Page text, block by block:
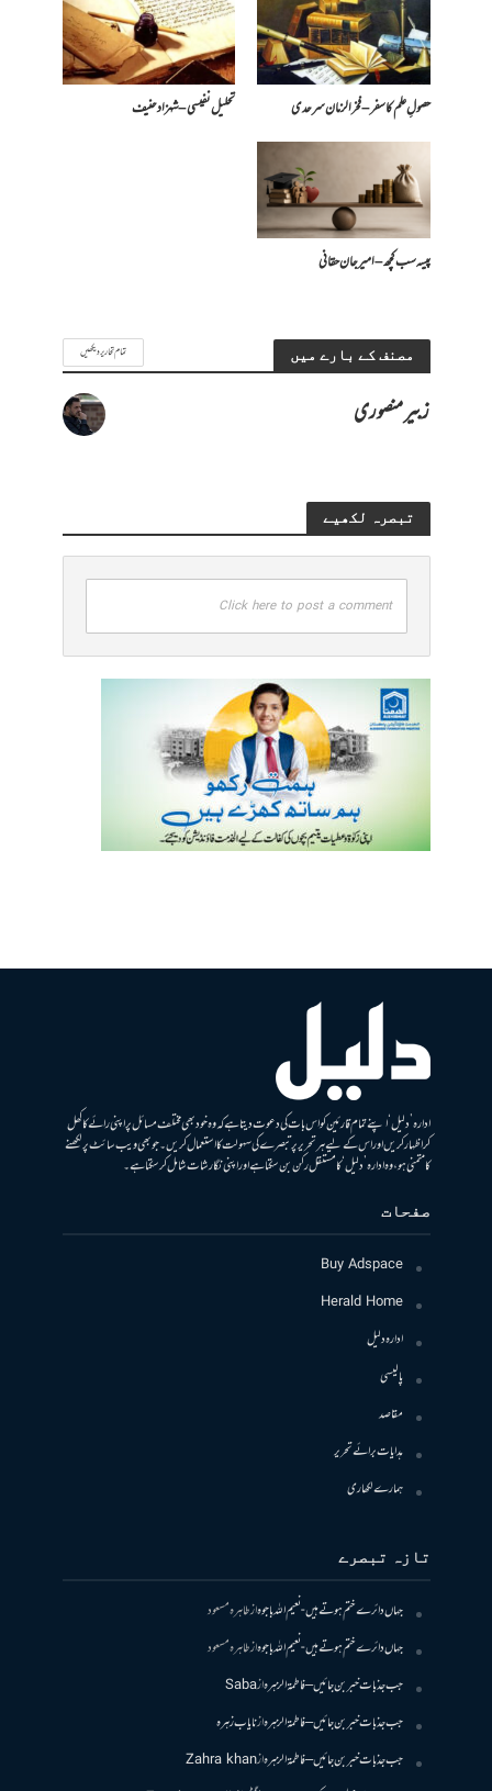
حصولِ علم کا سفر – فخرالزمان سرحدی تحلیل نفیسی – شہزاد حنیف
پیسہ سب کچھ – امیرجان حقانی
مصنف کے بارے میں تمام تحاریر دیکھیں
زبیر منصوری
تبصرہ لکھیے
Click here to post a comment
ادارہ ’دلیل‘ اپنے تمام قارئین کو اس بات کی دعوت دیتا ہے کہ وہ خود بھی مختلف مسائل پر اپنی رائے کا کھل
کر اظہار کریں اور اس کے لیے ہر تحریر پر تبصرے کی سہولت کا استعمال کریں۔ جو بھی ویب سائٹ پر لکھنے
کا متمنی ہو، وہ ادارہ ’دلیل‘ کا مستقل رکن بن سکتا ہے اور اپنی نگارشات شامل کرسکتا ہے۔
صفحات
Buy Adspace
Herald Home
ادارہ دلیل
پالیسی
مقاصد
ہدایات برائے تحریر
ہمارے لکھاری
تازہ تبصرے
جہاں دائرے ختم ہوتے ہیں- نعیم اللہ باجوہازطاہرہ مسعود
جہاں دائرے ختم ہوتے ہیں- نعیم اللہ باجوہازطاہرہ مسعود
جب جذبات خبر بن جائیں – فاطمۃالزہرہازSaba
جب جذبات خبر بن جائیں – فاطمۃالزہرہازنایاب زہرہ
جب جذبات خبر بن جائیں – فاطمۃالزہرہازZahra khan